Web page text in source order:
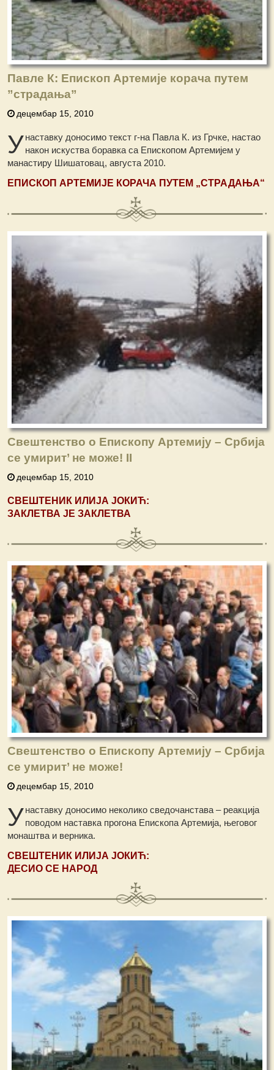
Павле К: Епископ Артемије корача путем
”страдања”
децембар 15, 2010
Унаставку доносимо текст г-на Павла К. из Грчке, настао
након искуства боравка са Епископом Артемијем у
манастиру Шишатовац, августа 2010.
ЕПИСКОП АРТЕМИЈЕ КОРАЧА ПУТЕМ „СТРАДАЊА“
Свештенство о Епископу Артемију – Србија
се умирит’ не може! II
децембар 15, 2010
СВЕШТЕНИК ИЛИЈА ЈОКИЋ:
ЗАКЛЕТВА ЈЕ ЗАКЛЕТВА
Свештенство о Епископу Артемију – Србија
се умирит’ не може!
децембар 15, 2010
Унаставку доносимо неколико сведочанстава – реакција
поводом наставка прогона Епископа Артемија, његовог
монаштва и верника.
СВЕШТЕНИК ИЛИЈА ЈОКИЋ:
ДЕСИО СЕ НАРОД